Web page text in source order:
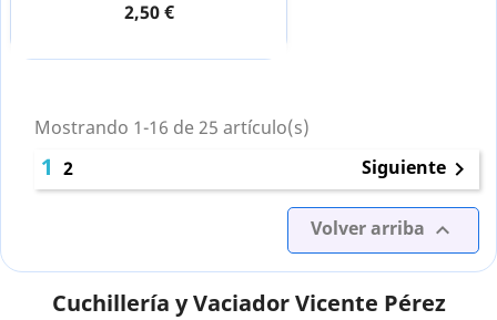
2,50 €
Mostrando 1-16 de 25 artículo(s)
1 2 Siguiente 
Volver arriba 
Cuchillería y Vaciador Vicente Pérez